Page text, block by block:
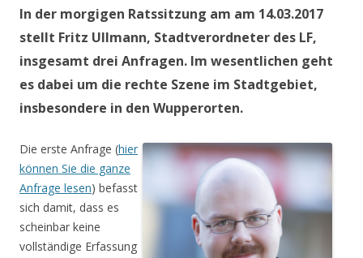
In der morgigen Ratssitzung am am 14.03.2017
stellt Fritz Ullmann, Stadtverordneter des LF,
insgesamt drei Anfragen. Im wesentlichen geht
es dabei um die rechte Szene im Stadtgebiet,
insbesondere in den Wupperorten.
Die erste Anfrage (hier
können Sie die ganze
Anfrage lesen) befasst
sich damit, dass es
scheinbar keine
vollständige Erfassung